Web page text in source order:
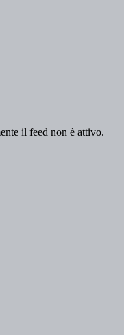
il feed non è attivo.